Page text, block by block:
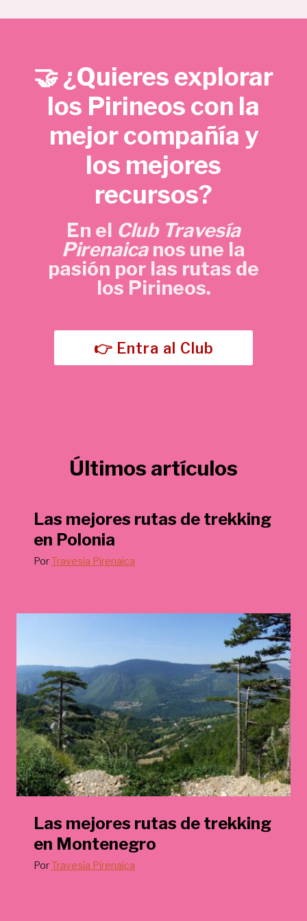
€
o
i
g
e
r
a
:
,
0
c
t
u
a
l
s
:
5
,
7
0
€
.
🤝 ¿Quieres explorar
los Pirineos con la
mejor compañía y
los mejores
recursos?
En el Club Travesía
Pirenaicanos une la
pasión por las rutas de
los Pirineos.
👉 Entra al Club
Últimos artículos
Las mejores rutas de trekking
en Polonia
PorTravesía Pirenaica
Las mejores rutas de trekking
en Montenegro
PorTravesía Pirenaica